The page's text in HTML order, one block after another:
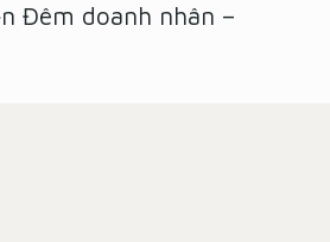
Đêm doanh nhân –